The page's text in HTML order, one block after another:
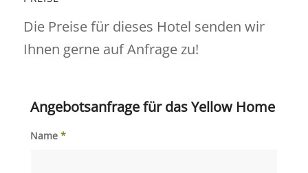
Die Preise für dieses Hotel senden wir
Ihnen gerne auf Anfrage zu!
Angebotsanfrage für das Yellow Home
Name *